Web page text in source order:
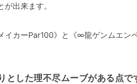
出来ます。
イカーPar100》と《∞龍ゲンムエ
とした理不尽ムーブがある点で